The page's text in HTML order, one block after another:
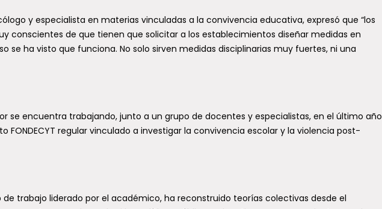
y especialista en materias vinculadas a la convivencia educativa, expresó que “los
conscientes de que tienen que solicitar a los establecimientos diseñar medidas en
se ha visto que funciona. No solo sirven medidas disciplinarias muy fuertes, ni una
se encuentra trabajando, junto a un grupo de docentes y especialistas, en el último año
FONDECYT regular vinculado a investigar la convivencia escolar y la violencia post-
trabajo liderado por el académico, ha reconstruido teorías colectivas desde el